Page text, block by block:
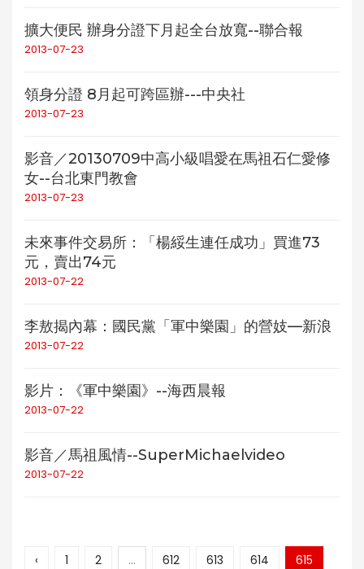
擴大便民 辦身分證下月起全台放寬--聯合報
2013-07-23
領身分證 8月起可跨區辦---中央社
2013-07-23
影音／20130709中高小級唱愛在馬祖石仁愛修
女--台北東門教會
2013-07-23
未來事件交易所：「楊綏生連任成功」買進73
元，賣出74元
2013-07-22
李敖揭內幕：國民黨「軍中樂園」的營妓—新浪
2013-07-22
影片：《軍中樂園》--海西晨報
2013-07-22
影音／馬祖風情--SuperMichaelvideo
2013-07-22
‹ 1 2 ... 612 613 614
615